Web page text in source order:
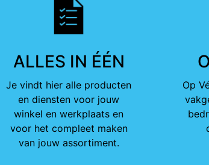
ALLES IN ÉÉN
Je vindt hier alle producten
en diensten voor jouw
winkel en werkplaats en
voor het compleet maken
van jouw assortiment.
Op